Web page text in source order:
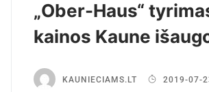
„Ober-Haus“
kainos Kaune
KAUNIECIAMS.LT 2019-07-